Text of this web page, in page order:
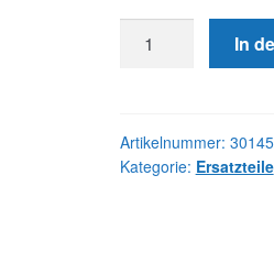
NOZZLE
Menge
In
Artikelnummer:
Kategorie: Ersatzteile